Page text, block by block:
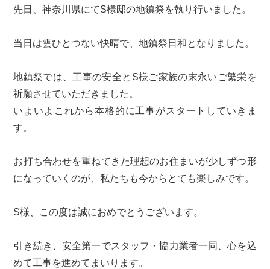
先日、神奈川県にてS様邸の地鎮祭を執り行いました。
当日は雲ひとつない快晴で、地鎮祭日和となりました。
地鎮祭では、工事の安全とS様ご家族の末永いご繁栄を
祈願させていただきました。
いよいよこれから本格的に工事がスタートしていきま
す。
お打ち合わせを重ねてきた理想のお住まいが少しずつ形
になっていくのが、私たちも今からとても楽しみです。
S様、この度は誠におめでとうございます。
引き続き、安全第一でスタッフ・協力業者一同、心を込
めて工事を進めてまいります。